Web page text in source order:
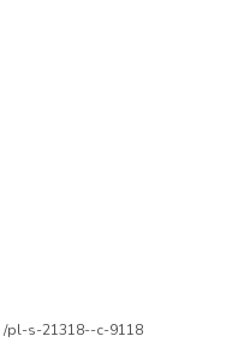
pl-s-21318--c-9118